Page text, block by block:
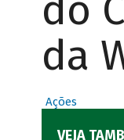
do
da
Ações
VEJA